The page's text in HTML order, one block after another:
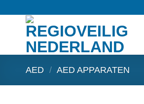
AED / AED APPARATEN